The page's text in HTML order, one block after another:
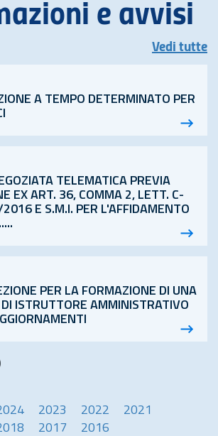
e avvisi
Vedi tutte
A TEMPO DETERMINATO PER
TELEMATICA PREVIA
EX ART. 36, COMMA 2, LETT. C-
E S.M.I. PER L'AFFIDAMENTO
PER LA FORMAZIONE DI UNA
ISTRUTTORE AMMINISTRATIVO
2023 2022
2021
2017
2016